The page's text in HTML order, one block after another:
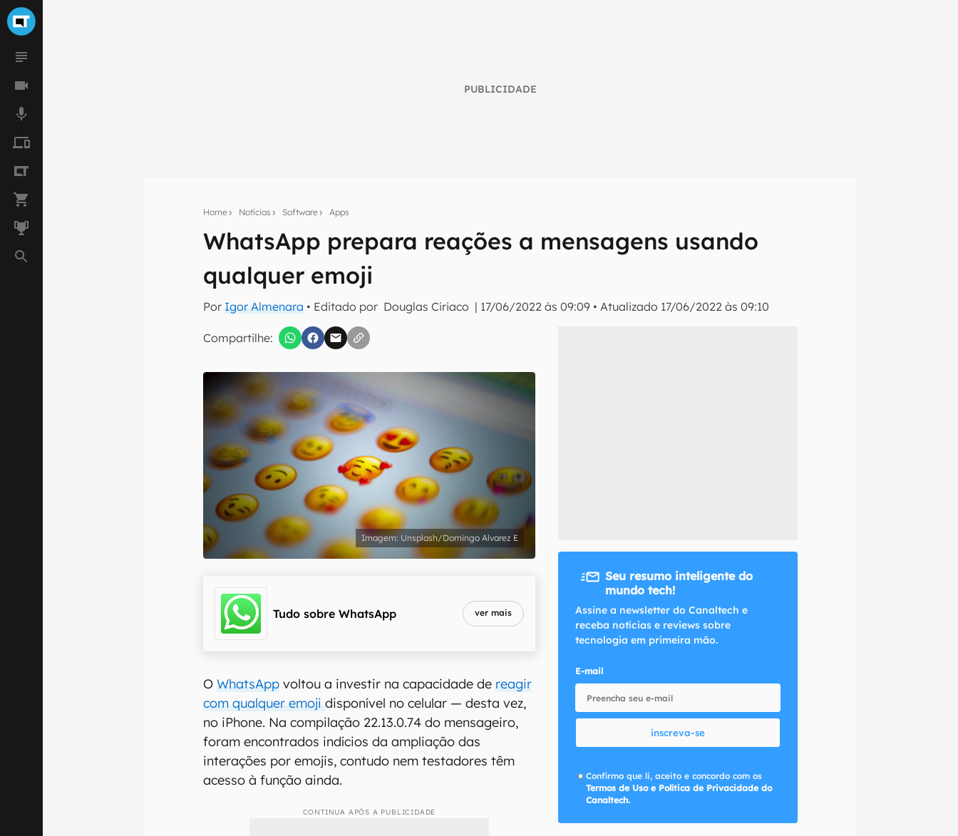
PUBLICIDADE
Home Notícias Software Apps
WhatsApp prepara reações a mensagens usando
qualquer emoji
Por Igor Almenara • Editado por Douglas Ciriaco | 17/06/2022 às 09:09 •Atualizado 17/06/2022 às 09:10
Compartilhe:
Seu resumo inteligente do mundo tech!
Assine a newsletter do Canaltech e receba notícias e reviews sobre tecnologia em primeira
inscreva-se
Confirmo que li, aceito e concordo com os Termos de Uso e Política de Privacidade do Canaltech.
Unsplash/Domingo Alvarez E
Tudo sobre WhatsApp ver mais
OWhatsApp voltou a investir na capacidade de reagir
com qualquer emojidisponível no celular — desta vez,
no iPhone. Na compilação 22.13.0.74 do mensageiro,
foram encontrados indícios da ampliação das
interações por emojis, contudo nem testadores têm
acesso à função ainda.
CONTINUA APÓS A PUBLICIDADE
Seu resumo inteligente do
mundo tech!
Assine a newsletter do Canaltech e
receba notícias e reviews sobre
tecnologia em primeira mão.
E-mail
inscreva-se
Confirmo que li, aceito e concordo com os
Termos de Uso e Política de Privacidade do
Canaltech.